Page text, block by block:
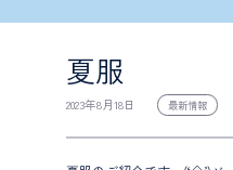
夏服
2023年8月18日 最新情報